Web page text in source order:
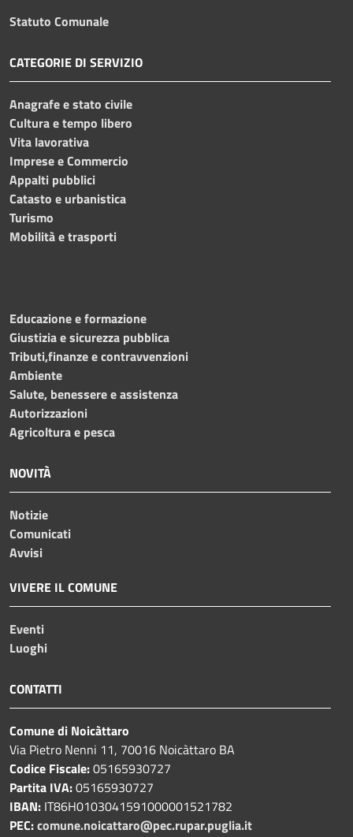
Statuto Comunale
CATEGORIE DI SERVIZIO
Anagrafe e stato civile
Cultura e tempo libero
Vita lavorativa
Imprese e Commercio
Appalti pubblici
Catasto e urbanistica
Turismo
Mobilità e trasporti
Educazione e formazione
Giustizia e sicurezza pubblica
Tributi,finanze e contravvenzioni
Ambiente
Salute, benessere e assistenza
Autorizzazioni
Agricoltura e pesca
NOVITÀ
Notizie
Comunicati
Avvisi
VIVERE IL COMUNE
Eventi
Luoghi
CONTATTI
Comune di Noicàttaro
Via Pietro Nenni 11, 70016 Noicàttaro BA
Codice Fiscale:05165930727
Partita IVA:05165930727
IBAN: IT86H0103041591000001521782
PEC:comune.noicattaro@pec.rupar.puglia.it